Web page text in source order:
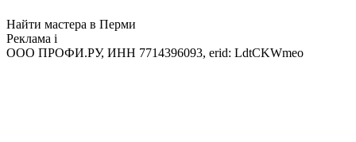
Найти мастера в Перми
Реклама i
ООО ПРОФИ.РУ, ИНН 7714396093, erid: LdtCKWmeo